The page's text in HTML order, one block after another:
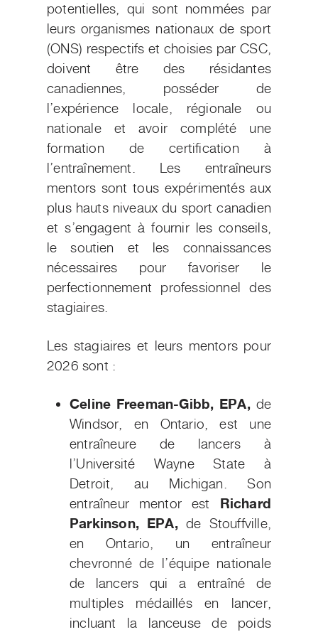
potentielles, qui sont nommées par
leurs organismes nationaux de sport
(ONS) respectifs et choisies par CSC,
doivent être des résidantes
canadiennes, posséder de
l’expérience locale, régionale ou
nationale et avoir complété une
formation de certification à
l’entraînement. Les entraîneurs
mentors sont tous expérimentés aux
plus hauts niveaux du sport canadien
et s’engagent à fournir les conseils,
le soutien et les connaissances
nécessaires pour favoriser le
perfectionnement professionnel des
stagiaires.
Les stagiaires et leurs mentors pour
2026 sont :
Celine Freeman-Gibb, EPA, de
Windsor, en Ontario, est une
entraîneure de lancers à
l’Université Wayne State à
Detroit, au Michigan. Son
entraîneur mentor est
Richard
Parkinson, EPA,de Stouffville,
en Ontario, un entraîneur
chevronné de l’équipe nationale
de lancers qui a entraîné de
multiples médaillés en lancer,
incluant la lanceuse de poids